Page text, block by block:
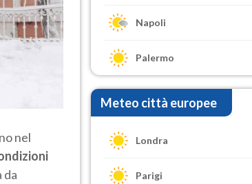
nel
da
Napoli
Palermo
Meteo città europee
Londra
Parigi